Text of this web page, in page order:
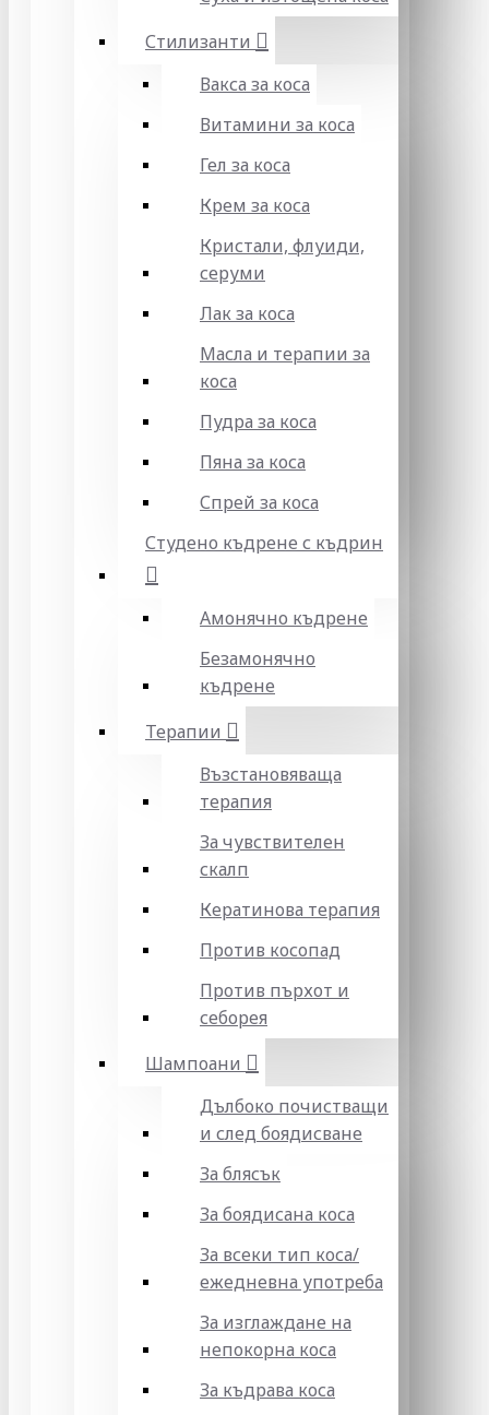
Стилизанти
Вакса за коса
Витамини за коса
Гел за коса
Крем за коса
Кристали, флуиди,
серуми
Лак за коса
Масла и терапии за
коса
Пудра за коса
Пяна за коса
Спрей за коса
Студено къдрене с къдрин
Амонячно къдрене
Безамонячно
къдрене
Терапии
Възстановяваща
терапия
За чувствителен
скалп
Кератинова терапия
Против косопад
Против пърхот и
себорея
Шампоани
Дълбоко почистващи
и след боядисване
За блясък
За боядисана коса
За всеки тип коса/
ежедневна употреба
За изглаждане на
непокорна коса
За къдрава коса